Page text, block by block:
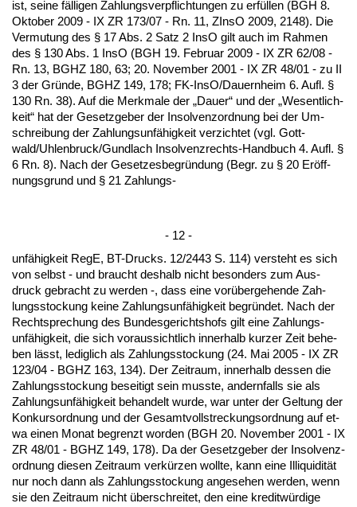
ist, sei­ne fälli­gen Zah­lungs­ver­pflich­tun­gen zu erfüllen (BGH 8.
Ok­to­ber 2009 - IX ZR 173/07 - Rn. 11, ZIn­sO 2009, 2148). Die
Ver­mu­tung des § 17 Abs. 2 Satz 2 In­sO gilt auch im Rah­men
des § 130 Abs. 1 In­sO (BGH 19. Fe­bru­ar 2009 - IX ZR 62/08 -
Rn. 13, BGHZ 180, 63; 20. No­vem­ber 2001 - IX ZR 48/01 - zu II
3 der Gründe, BGHZ 149, 178; FK-In­sO/Dau­ern­heim 6. Aufl. §
130 Rn. 38). Auf die Merk­ma­le der „Dau­er“ und der „We­sent­lich­
keit“ hat der Ge­setz­ge­ber der In­sol­venz­ord­nung bei der Um­
schrei­bung der Zah­lungs­unfähig­keit ver­zich­tet (vgl. Gott­
wald/Uh­len­bruck/Gund­lach In­sol­venz­rechts-Hand­buch 4. Aufl. §
6 Rn. 8). Nach der Ge­set­zes­be­gründung (Be­gr. zu § 20 Eröff­
nungs­grund und § 21 Zah­lungs-
- 12 -
unfähig­keit Re­gE, BT-Drucks. 12/2443 S. 114) ver­steht es sich
von selbst - und braucht des­halb nicht be­son­ders zum Aus­
druck ge­bracht zu wer­den -, dass ei­ne vorüber­ge­hen­de Zah­
lungs­sto­ckung kei­ne Zah­lungs­unfähig­keit be­gründet. Nach der
Recht­spre­chung des Bun­des­ge­richts­hofs gilt ei­ne Zah­lungs­
unfähig­keit, die sich vor­aus­sicht­lich in­ner­halb kur­zer Zeit be­he­
ben lässt, le­dig­lich als Zah­lungs­sto­ckung (24. Mai 2005 - IX ZR
123/04 - BGHZ 163, 134). Der Zeit­raum, in­ner­halb des­sen die
Zah­lungs­sto­ckung be­sei­tigt sein muss­te, an­dern­falls sie als
Zah­lungs­unfähig­keit be­han­delt wur­de, war un­ter der Gel­tung der
Kon­kurs­ord­nung und der Ge­samt­voll­stre­ckungs­ord­nung auf et­
wa ei­nen Mo­nat be­grenzt wor­den (BGH 20. No­vem­ber 2001 - IX
ZR 48/01 - BGHZ 149, 178). Da der Ge­setz­ge­ber der In­sol­venz­
ord­nung die­sen Zeit­raum verkürzen woll­te, kann ei­ne Il­li­qui­dität
nur noch dann als Zah­lungs­sto­ckung an­ge­se­hen wer­den, wenn
sie den Zeit­raum nicht über­schrei­tet, den ei­ne kre­ditwürdi­ge